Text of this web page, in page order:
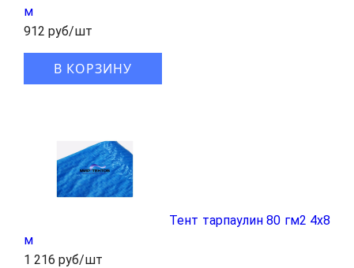
м
912 руб/шт
В КОРЗИНУ
Тент тарпаулин 80 гм2 4х8
м
1 216 руб/шт